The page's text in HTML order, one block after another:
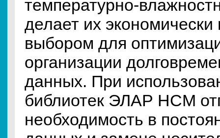
температурно-
делает их
выбором для
организации
данных. При
библиотек ЭЛАР НСМ
необходимость в